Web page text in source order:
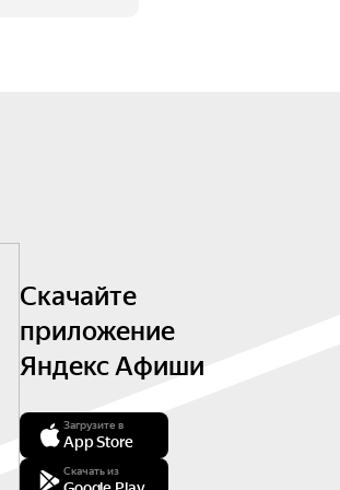
Скачайте
приложение
Яндекс Афиши
Загрузите в
App Store
Скачать из